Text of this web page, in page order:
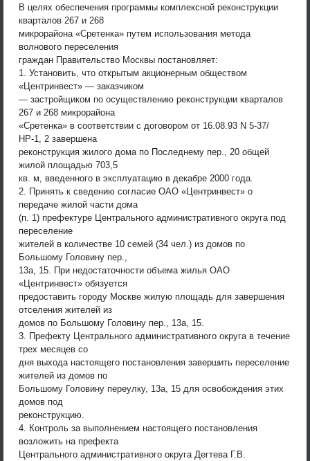
В целях обеспечения программы комплексной реконструкции
кварталов 267 и 268
микрорайона «Сретенка» путем использования метода
волнового переселения
граждан Правительство Москвы постановляет:
1. Установить, что открытым акционерным обществом
«Центринвест» — заказчиком
— застройщиком по осуществлению реконструкции кварталов
267 и 268 микрорайона
«Сретенка» в соответствии с договором от 16.08.93 N 5-37/
НР-1, 2 завершена
реконструкция жилого дома по Последнему пер., 20 общей
жилой площадью 703,5
кв. м, введенного в эксплуатацию в декабре 2000 года.
2. Принять к сведению согласие ОАО «Центринвест» о
передаче жилой части дома
(п. 1) префектуре Центрального административного округа под
переселение
жителей в количестве 10 семей (34 чел.) из домов по
Большому Головину пер.,
13а, 15. При недостаточности объема жилья ОАО
«Центринвест» обязуется
предоставить городу Москве жилую площадь для завершения
отселения жителей из
домов по Большому Головину пер., 13а, 15.
3. Префекту Центрального административного округа в течение
трех месяцев со
дня выхода настоящего постановления завершить переселение
жителей из домов по
Большому Головину переулку, 13а, 15 для освобождения этих
домов под
реконструкцию.
4. Контроль за выполнением настоящего постановления
возложить на префекта
Центрального административного округа Дегтева Г.В.